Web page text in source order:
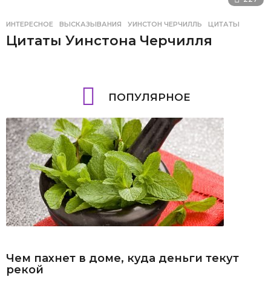
ИНТЕРЕСНОЕ ВЫСКАЗЫВАНИЯ ,УИНСТОН ЧЕРЧИЛЛЬ ,ЦИТАТЫ
Цитаты Уинстона Черчилля
ПОПУЛЯРНОЕ
Чем пахнет в доме, куда деньги текут
рекой